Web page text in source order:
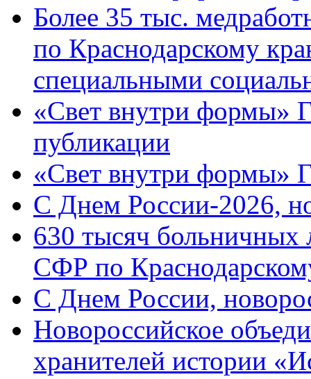
Более 35 тыс.
по Краснодарскому
специальными
«Свет внутри формы»
публикации
«Свет внутри формы»
C Днем России-2026,
630 тысяч больничных
СФР по
C Днем России,
Новороссийское
хранителей истории